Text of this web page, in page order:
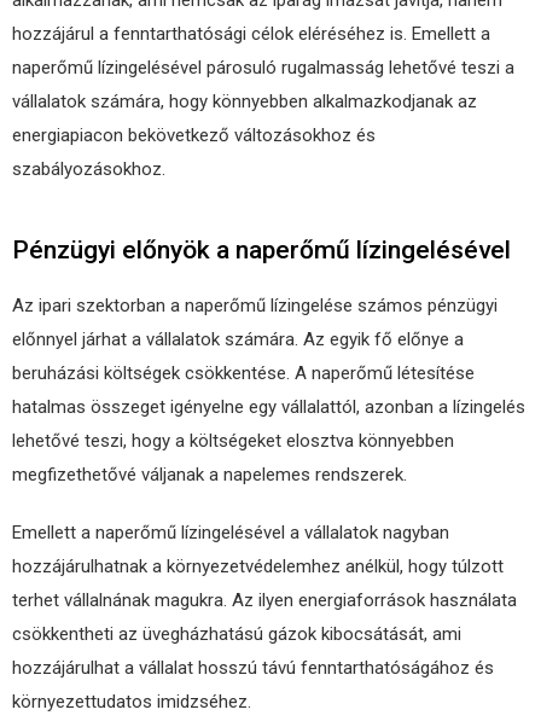
hozzájárul a fenntarthatósági célok eléréséhez is. Emellett a
naperőmű lízingelésével párosuló rugalmasság lehetővé teszi a
vállalatok számára, hogy könnyebben alkalmazkodjanak az
energiapiacon bekövetkező változásokhoz és
szabályozásokhoz.
Pénzügyi előnyök a naperőmű lízingelésével
Az ipari szektorban a naperőmű lízingelése számos pénzügyi
előnnyel járhat a vállalatok számára. Az egyik fő előnye a
beruházási költségek csökkentése. A naperőmű létesítése
hatalmas összeget igényelne egy vállalattól, azonban a lízingelés
lehetővé teszi, hogy a költségeket elosztva könnyebben
megfizethetővé váljanak a napelemes rendszerek.
Emellett a naperőmű lízingelésével a vállalatok nagyban
hozzájárulhatnak a környezetvédelemhez anélkül, hogy túlzott
terhet vállalnának magukra. Az ilyen energiaforrások használata
csökkentheti az üvegházhatású gázok kibocsátását, ami
hozzájárulhat a vállalat hosszú távú fenntarthatóságához és
környezettudatos imidzséhez.